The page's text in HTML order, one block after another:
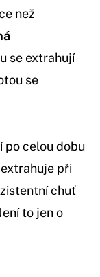
než
se extrahují
se
po celou dobu
při
chuť
to jen o